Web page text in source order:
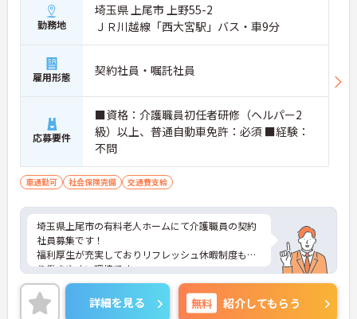
勤務地
埼玉県 上尾市 上野55-2
ＪＲ川越線「西大宮駅」バス・車9分
雇用形態 契約社員・嘱託社員
応募要件
■資格：介護職員初任者研修（ヘルパー2
級）以上、普通自動車免許：必須 ■経験：
不問
車通勤可 社会保険完備 交通費支給
埼玉県上尾市の有料老人ホームにて介護職員の契約
社員募集です！
福利厚生が充実しておりリフレッシュ休暇制度もあ
り働きやすい環境です。
ご興味のある方には、面接対策ポイントなどさらに
詳細をお話いたしますので、お気軽にご相談くださ
い。
詳細を見る 無料 紹介してもらう